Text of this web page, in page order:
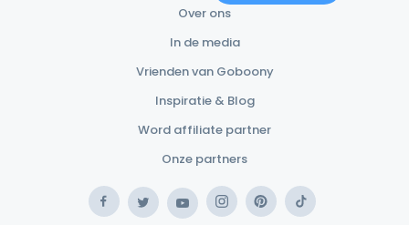
Over ons
In de media
Vrienden van Goboony
Inspiratie & Blog
Word affiliate partner
Onze partners
FacebookTwitterYouTubeInstagramPinterestTikTok